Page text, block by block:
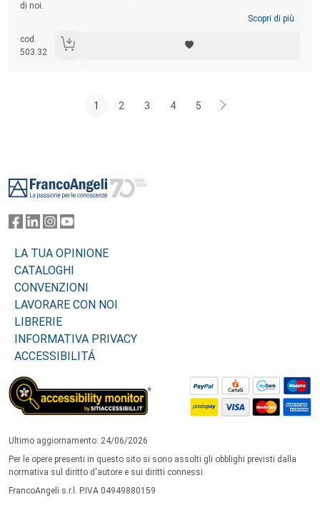
di noi.
Scopri di più
cod.
503.32
1 2 3 4 5
LA TUA OPINIONE
CATALOGHI
CONVENZIONI
LAVORARE CON NOI
LIBRERIE
INFORMATIVA PRIVACY
ACCESSIBILITÁ
Ultimo aggiornamento: 24/06/2026
Per le opere presenti in questo sito si sono assolti gli obblighi previsti dalla
normativa sul diritto d'autore e sui diritti connessi.
FrancoAngeli s.r.l. P.IVA 04949880159